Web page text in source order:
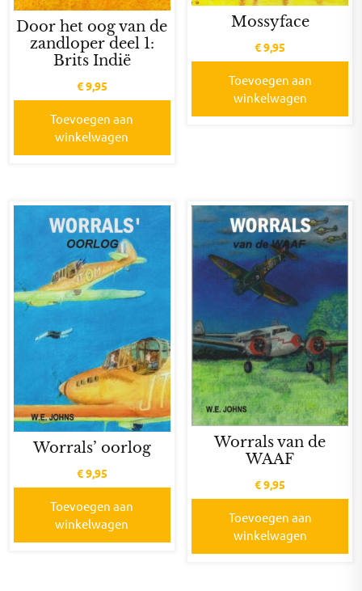
Door het oog van de
zandloper deel 1:
Brits Indië
€9,95
Toevoegen aan
winkelwagen
Mossyface
€9,95
Toevoegen aan
winkelwagen
Worrals’ oorlog
€9,95
Toevoegen aan
winkelwagen
Worrals van de
WAAF
€9,95
Toevoegen aan
winkelwagen